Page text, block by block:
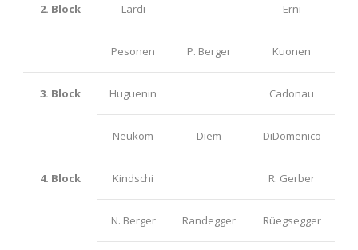
2. Block Lardi Erni
Pesonen P. Berger Kuonen
3. Block Huguenin Cadonau
Neukom Diem DiDomenico
4. Block Kindschi R. Gerber
N. Berger Randegger Rüegsegger